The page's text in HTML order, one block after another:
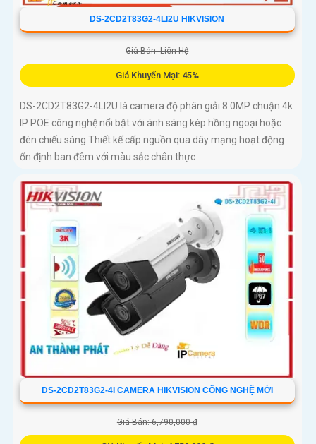
DS-2CD2T83G2-4LI2U HIKVISION
Giá Bán: Liên Hệ
Giá Khuyến Mại: 45%
DS-2CD2T83G2-4LI2U là camera độ phân giải 8.0MP chuận 4k
IP POE công nghệ nổi bật với ánh sáng kép hồng ngoại hoặc
đèn chiếu sáng Thiết kế cấp nguồn qua dây mạng hoạt động
ổn định ban đêm với màu sắc chân thực
DS-2CD2T83G2-4I CAMERA HIKVISION CÔNG NGHỆ MỚI
Giá Bán: 6,790,000 ₫